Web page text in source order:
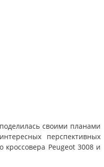
своими планами
перспективных
кроссовера Peugeot 3008 и